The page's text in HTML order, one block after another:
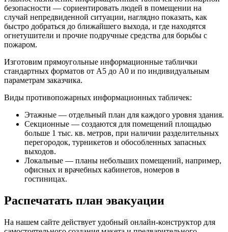
безопасности — сориентировать людей в помещении на
случай непредвиденной ситуации, наглядно показать, как
быстро добраться до ближайшего выхода, и где находятся
огнетушители и прочие подручные средства для борьбы с
пожаром.
Изготовим прямоугольные информационные таблички
стандартных форматов от А5 до А0 и по индивидуальным
параметрам заказчика.
Виды противопожарных информационных табличек:
Этажные — отдельный план для каждого уровня здания.
Секционные — создаются для помещений площадью
больше 1 тыс. кв. метров, при наличии разделительных
перегородок, турникетов и обособленных запасных
выходов.
Локальные — планы небольших помещений, например,
офисных и врачебных кабинетов, номеров в
гостиницах.
Распечатать план эвакуации
На нашем сайте действует удобный онлайн-конструктор для